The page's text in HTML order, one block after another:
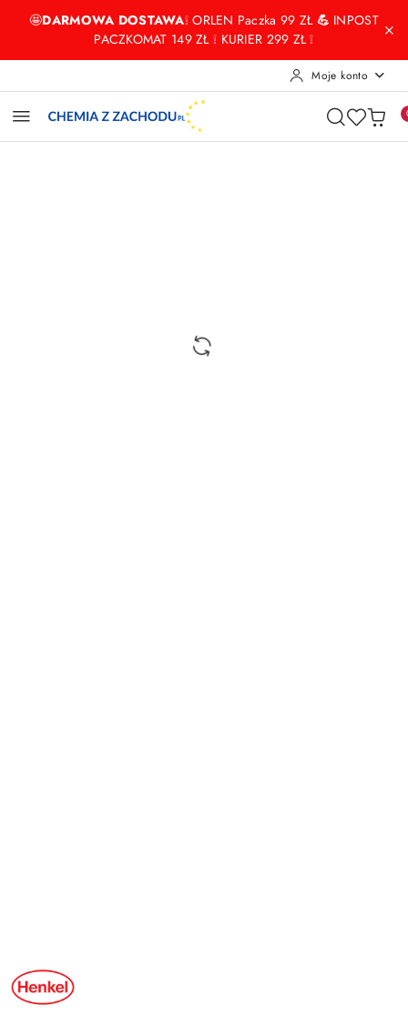
Przejdź do treści głównej
Przejdź do wyszukiwarki
Przejdź do moje konto
Przejdź do menu głównego
Przejdź do opisu produktu
Przejdź do stopki
🤩DARMOWA DOSTAWA❕ ORLEN Paczka 99 ZŁ💪 INPOST
PACZKOMAT 149 ZŁ ❕ KURIER 299 ZŁ ❕
Moje konto
NAZWA
PRODUCENTA:
HENKEL